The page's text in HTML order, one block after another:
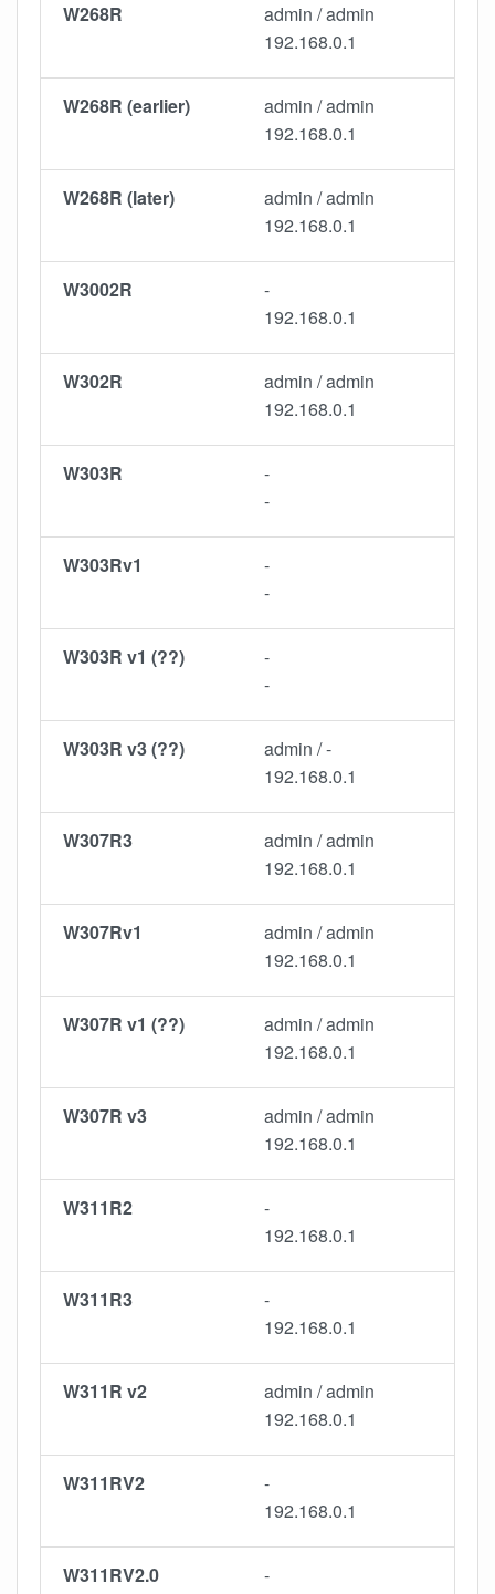
W268R
admin / admin
192.168.0.1
W268R (earlier)
admin / admin
192.168.0.1
W268R (later)
admin / admin
192.168.0.1
W3002R
-
192.168.0.1
W302R
admin / admin
192.168.0.1
W303R
-
-
W303Rv1
-
-
W303R v1 (??)
-
-
W303R v3 (??)
admin / -
192.168.0.1
W307R3
admin / admin
192.168.0.1
W307Rv1
admin / admin
192.168.0.1
W307R v1 (??)
admin / admin
192.168.0.1
W307R v3
admin / admin
192.168.0.1
W311R2
-
192.168.0.1
W311R3
-
192.168.0.1
W311R v2
admin / admin
192.168.0.1
W311RV2
-
192.168.0.1
W311RV2.0
-